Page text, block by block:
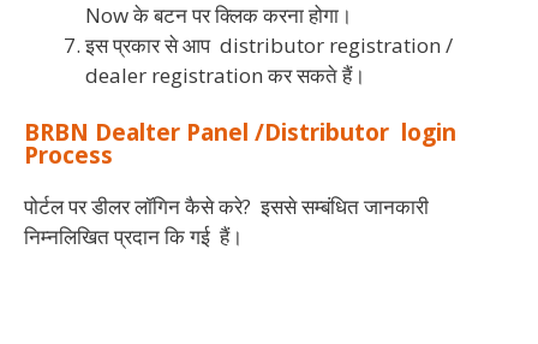
Now के बटन पर क्लिक करना होगा।
इस प्रकार से आप distributor registration /
dealer registration कर सकते हैं।
BRBN Dealter Panel /Distributor login
Process
पोर्टल पर डीलर लॉगिन कैसे करे? इससे सम्बंधित जानकारी
निम्नलिखित प्रदान कि गई हैं।